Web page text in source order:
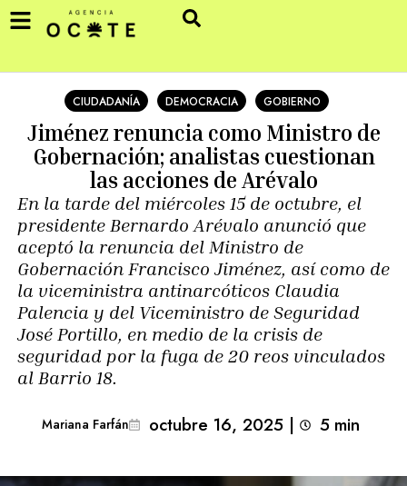
CIUDADANÍA DEMOCRACIA GOBIERNO
Jiménez renuncia como Ministro de
Gobernación; analistas cuestionan
las acciones de Arévalo
En la tarde del miércoles 15 de octubre, el
presidente Bernardo Arévalo anunció que
aceptó la renuncia del Ministro de
Gobernación Francisco Jiménez, así como de
la viceministra antinarcóticos Claudia
Palencia y del Viceministro de Seguridad
José Portillo, en medio de la crisis de
seguridad por la fuga de 20 reos vinculados
al Barrio 18.
Mariana Farfán octubre 16, 2025 | 5 min